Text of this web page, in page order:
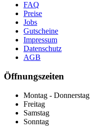
FAQ
Preise
Jobs
Gutscheine
Impressum
Datenschutz
AGB
Öffnungszeiten
Montag - Donnerstag
Freitag
Samstag
Sonntag